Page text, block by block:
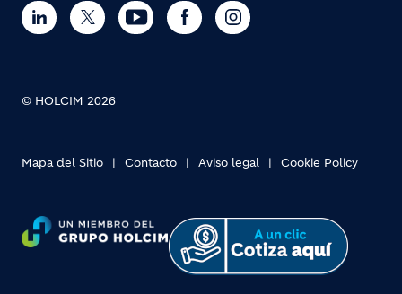
© HOLCIM 2026
Mapa del Sitio Contacto Aviso legal Cookie Policy